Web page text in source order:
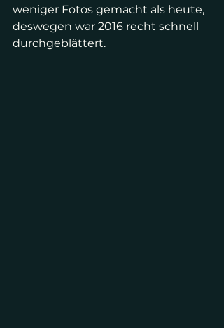
weniger Fotos gemacht als heute,
deswegen war 2016 recht schnell
durchgeblättert.